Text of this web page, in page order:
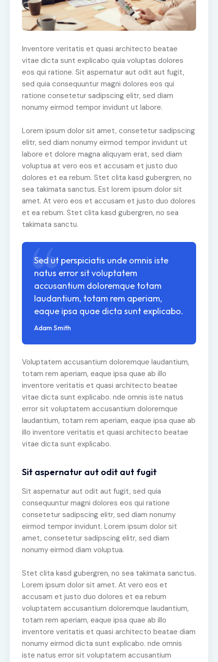
Inventore veritatis et quasi architecto beatae
vitae dicta sunt explicabo quia voluptas dolores
eos qui ratione. Sit aspernatur aut odit aut fugit,
sed quia consequuntur magni dolores eos qui
ratione consetetur sadipscing elitr, sed diam
nonumy eirmod tempor invidunt ut labore.
Lorem ipsum dolor sit amet, consetetur sadipscing
elitr, sed diam nonumy eirmod tempor invidunt ut
labore et dolore magna aliquyam erat, sed diam
voluptua at vero eos et accusam et justo duo
dolores et ea rebum. Stet clita kasd gubergren, no
sea takimata sanctus. Est lorem ipsum dolor sit
amet. At vero eos et accusam et justo duo dolores
et ea rebum. Stet clita kasd gubergren, no sea
takimata sanctu.
Sed ut perspiciatis unde omnis iste
natus error sit voluptatem
accusantium doloremque totam
laudantium, totam rem aperiam,
eaque ipsa quae dicta sunt explicabo.
Adam Smith
Voluptatem accusantium doloremque laudantium,
totam rem aperiam, eaque ipsa quae ab illo
inventore veritatis et quasi architecto beatae
vitae dicta sunt explicabo. nde omnis iste natus
error sit voluptatem accusantium doloremque
laudantium, totam rem aperiam, eaque ipsa quae ab
illo inventore veritatis et quasi architecto beatae
vitae dicta sunt explicabo.
Sit aspernatur aut odit aut fugit
Sit aspernatur aut odit aut fugit, sed quia
consequuntur magni dolores eos qui ratione
consetetur sadipscing elitr, sed diam nonumy
eirmod tempor invidunt. Lorem ipsum dolor sit
amet, consetetur sadipscing elitr, sed diam
nonumy eirmod diam voluptua.
Stet clita kasd gubergren, no sea takimata sanctus.
Lorem ipsum dolor sit amet. At vero eos et
accusam et justo duo dolores et ea rebum
voluptatem accusantium doloremque laudantium,
totam rem aperiam, eaque ipsa quae ab illo
inventore veritatis et quasi architecto beatae diam
nonumy eirmod dicta sunt explicabo. nde omnis
iste natus error sit voluptatem accusantium